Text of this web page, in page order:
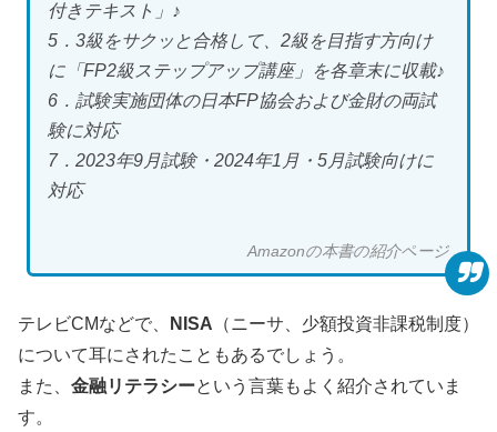
付きテキスト」♪
5．3級をサクッと合格して、2級を目指す方向け
に「FP2級ステップアップ講座」を各章末に収載♪
6．試験実施団体の日本FP協会および金財の両試
験に対応
7．2023年9月試験・2024年1月・5月試験向けに
対応
Amazonの本書の紹介ページ
テレビCMなどで、 NISA （ニーサ、少額投資非課税制度）
について耳にされたこともあるでしょう。
また、 金融リテラシーという言葉もよく紹介されていま
す。